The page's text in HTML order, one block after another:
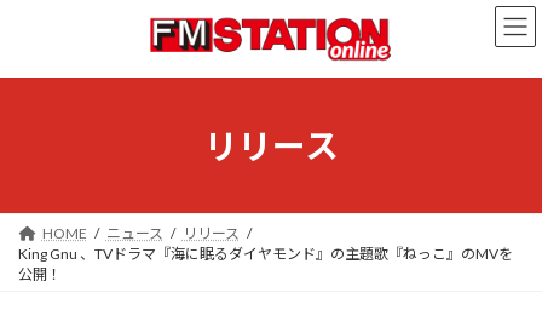
ン
ー
リリース
HOME ニュース
リリース
King Gnu 、TVドラマ『海に眠るダイヤモンド』の主題歌『ねっこ』のMVを
公開！